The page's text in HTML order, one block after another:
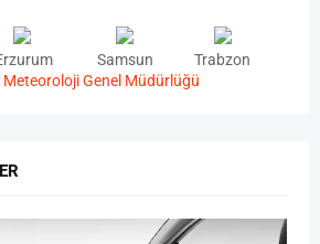
Samsun
Trabzon
Meteoroloji Genel Müdürlüğü